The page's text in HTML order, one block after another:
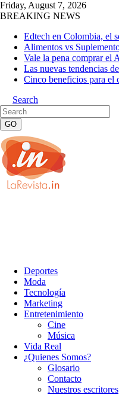
Friday, August 7, 2026
BREAKING NEWS
Edtech en Colombia, el
Alimentos vs
Vale la pena comprar el
Las nuevas tendencias
Cinco beneficios para el
Search
Deportes
Moda
Tecnología
Marketing
Entretenimiento
Cine
Música
Vida Real
¿Quienes Somos?
Glosario
Contacto
Nuestros escritores